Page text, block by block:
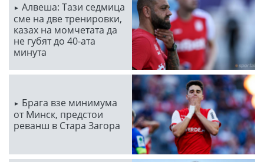
Алвеша: Тази седмица
сме на две тренировки,
казах на момчетата да
не губят до 40-ата
минута
Брага взе минимума
от Минск, предстои
реванш в Стара Загора